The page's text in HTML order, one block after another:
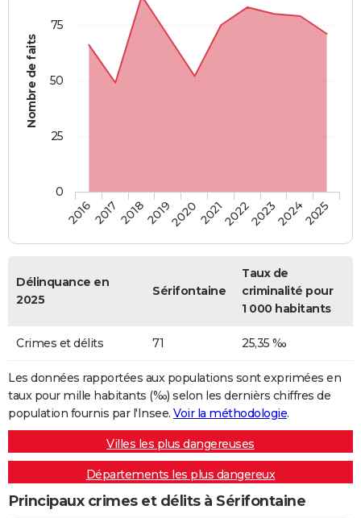
Nombre de faits
2016201720182019202020212022202320242025
0
25
50
75
Délinquance en
2025
Sérifontaine
Taux de
criminalité pour
1 000 habitants
Crimes et délits 71 25,35 ‰
Les données rapportées aux populations sont exprimées en
taux pour mille habitants (‰) selon les dernièrs chiffres de
population fournis par l'Insee. Voir la méthodologie.
Villes les plus dangereuses
Départements les plus dangereux
Principaux crimes et délits à Sérifontaine